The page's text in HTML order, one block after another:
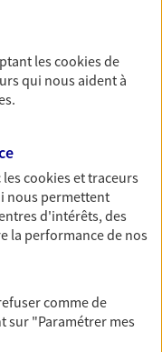
mais aussi
de
à la retraite…
des solutions
conseil d'expert
pour faire
lescookiesde
qui nous aident à
lescookies et traceurs
nous permettent
d'intérêts, des
la performance de nos
comme de
sur "Paramétrer mes